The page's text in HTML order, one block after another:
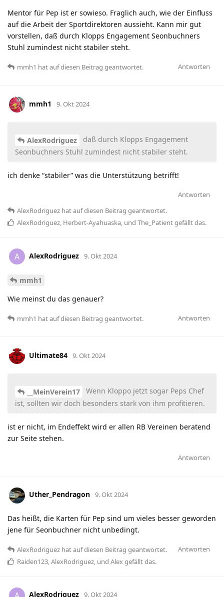
Mentor für Pep ist er sowieso. Fraglich auch, wie der Einfluss
auf die Arbeit der Sportdirektoren aussieht. Kann mir gut
vorstellen, daß durch Klopps Engagement Seonbuchners
Stuhl zumindest nicht stabiler steht.
Antworten
mmh1 hatauf diesen Beitrag geantwortet.
mmh1 9. Okt 2024
AlexRodriguez
daß durch Klopps Engagement
Seonbuchners Stuhl zumindest nicht stabiler steht.
ich denke “stabiler” was die Unterstützung betrifft!
Antworten
AlexRodriguez hatauf diesen Beitrag geantwortet.
AlexRodriguez, Herbert-Ayahuaska, und The_Patientgefällt das.
A AlexRodriguez 9. Okt 2024
mmh1
Wie meinst du das genauer?
Antworten
mmh1 hatauf diesen Beitrag geantwortet.
Ultimate84 9. Okt 2024
__MeinVerein17
Wenn Kloppo jetzt sogar Peps Chef
ist, sollten wir doch besonders stark von ihm profitieren.
ist er nicht, im Endeffekt wird er allen RB Vereinen beratend
zur Seite stehen.
Antworten
Uther_Pendragon 9. Okt 2024
Das heißt, die Karten für Pep sind um vieles besser geworden
jene für Seonbuchner nicht unbedingt.
Antworten
AlexRodriguez hatauf diesen Beitrag geantwortet.
Raiden123 AlexRodriguez , und Alex gefällt das.
AlexRodriguez 9. Okt 2024